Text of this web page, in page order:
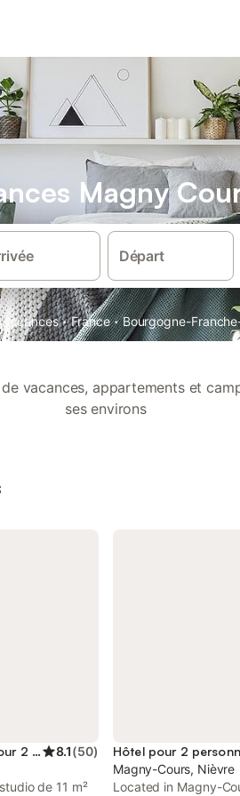
Magny
Départ
vacances · France · Bourgogne-
vacances, appartements et
ses environs
Location de vacances pour 2 personnes 8.1(50)
de 11 m²
Hôtel pour 2
Magny-Cours, Nièvre
Located in Magny-